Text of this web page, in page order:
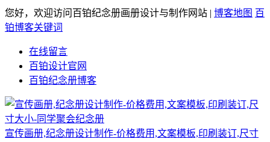
您好，欢迎访问百铂纪念册画册设计与制作网站 | 博客地图 百
铂博客关键词
在线留言
百铂设计官网
百铂纪念册博客
宣传画册,纪念册设计制作-价格费用,文案模板,印刷装订,尺寸